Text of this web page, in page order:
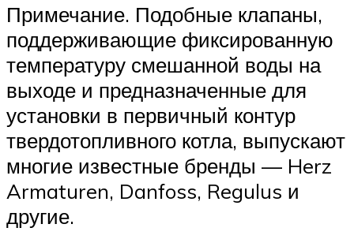
Примечание. Подобные клапаны,
поддерживающие фиксированную
температуру смешанной воды на
выходе и предназначенные для
установки в первичный контур
твердотопливного котла, выпускают
многие известные бренды — Herz
Armaturen, Danfoss, Regulus и
другие.